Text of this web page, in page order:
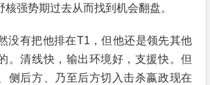
核强势期过去从而找到机会翻盘。
没有把他排在T1，但他还是领先其他
。清线快，输出环境好，支援快。但
侧后方、乃至后方切入击杀嬴政现在